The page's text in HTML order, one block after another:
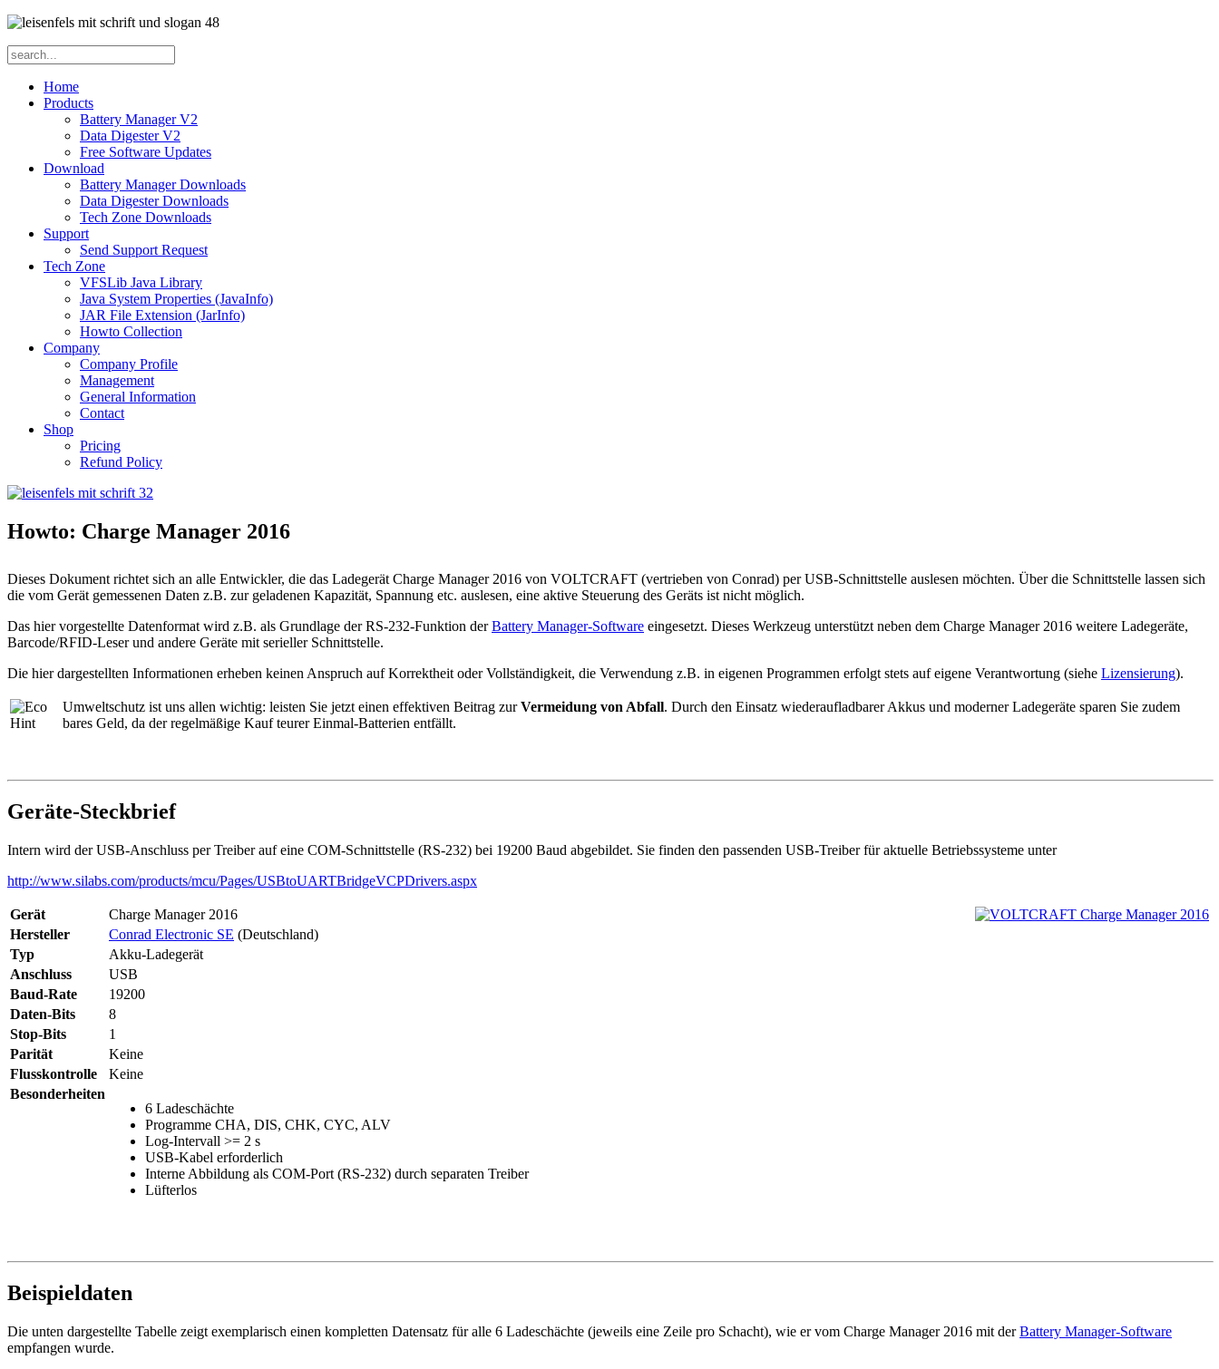
Home
Products
Battery Manager V2
Data Digester V2
Free Software Updates
Download
Battery Manager Downloads
Data Digester Downloads
Tech Zone Downloads
Support
Send Support Request
Tech Zone
VFSLib Java Library
Java System Properties (JavaInfo)
JAR File Extension (JarInfo)
Howto Collection
Company
Company Profile
Management
General Information
Contact
Shop
Pricing
Refund Policy
Howto: Charge Manager 2016
Dieses Dokument richtet sich an alle Entwickler, die das Ladegerät Charge Manager 2016 von VOLTCRAFT (vertrieben von Conrad) per USB-Schnittstelle auslesen möchten. Über die Schnittstelle lassen sich
die vom Gerät gemessenen Daten z.B. zur geladenen Kapazität, Spannung etc. auslesen, eine aktive Steuerung des Geräts ist nicht möglich.
Das hier vorgestellte Datenformat wird z.B. als Grundlage der RS-232-Funktion derBattery Manager-Software eingesetzt. Dieses Werkzeug unterstützt neben dem Charge Manager 2016 weitere Ladegeräte,
Barcode/RFID-Leser und andere Geräte mit serieller Schnittstelle.
Die hier dargestellten Informationen erheben keinen Anspruch auf Korrektheit oder Vollständigkeit, die Verwendung z.B. in eigenen Programmen erfolgt stets auf eigene Verantwortung (siehe Lizensierung).
Umweltschutz ist uns allen wichtig: leisten Sie jetzt einen effektiven Beitrag zurVermeidung von Abfall. Durch den Einsatz wiederaufladbarer Akkus und moderner Ladegeräte sparen Sie zudem
bares Geld, da der regelmäßige Kauf teurer Einmal-Batterien entfällt.
Geräte-Steckbrief
Intern wird der USB-Anschluss per Treiber auf eine COM-Schnittstelle (RS-232) bei 19200 Baud abgebildet. Sie finden den passenden USB-Treiber für aktuelle Betriebssysteme unter
http://www.silabs.com/products/mcu/Pages/USBtoUARTBridgeVCPDrivers.aspx
Gerät
Charge Manager 2016
Hersteller
Conrad Electronic SE (Deutschland)
Typ
Akku-Ladegerät
Anschluss
USB
Baud-Rate
19200
Daten-Bits
8
Stop-Bits
1
Parität
Keine
Flusskontrolle
Keine
Besonderheiten
6 Ladeschächte
Programme CHA, DIS, CHK, CYC, ALV
Log-Intervall >= 2 s
USB-Kabel erforderlich
Interne Abbildung als COM-Port (RS-232) durch separaten Treiber
Lüfterlos
Beispieldaten
Die unten dargestellte Tabelle zeigt exemplarisch einen kompletten Datensatz für alle 6 Ladeschächte (jeweils eine Zeile pro Schacht), wie er vom Charge Manager 2016 mit derBattery Manager-Software
empfangen wurde.